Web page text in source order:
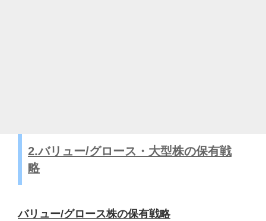
2.バリュー/グロース・大型株の保有戦
略
バリュー/グロース株の保有戦略